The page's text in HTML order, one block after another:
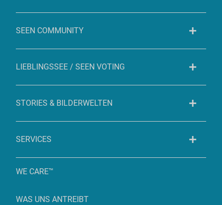
SEEN COMMUNITY
LIEBLINGSSEE / SEEN VOTING
STORIES & BILDERWELTEN
SERVICES
WE CARE™
WAS UNS ANTREIBT